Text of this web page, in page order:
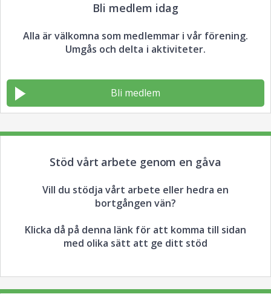
Bli medlem idag
Alla är välkomna som medlemmar i vår förening.
Umgås och delta i aktiviteter.
Bli medlem
Stöd vårt arbete genom en gåva
Vill du stödja vårt arbete eller hedra en
bortgången vän?
Klicka då på denna länk för att komma till sidan
med olika sätt att ge ditt stöd